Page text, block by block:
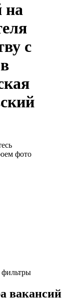
на
с
фото
фильтры
вакансий